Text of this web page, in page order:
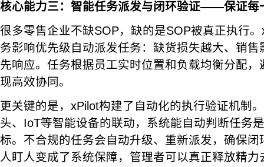
核心能力三：智能任务派发与闭环验证——保证每
很多零售企业不缺SOP，缺的是SOP被真正执行
务影响优先级自动派发任务：缺货损失越大、销
先响应。任务根据员工实时位置和负载均衡分配
现高效协同。
更关键的是，xPilot构建了自动化的执行验证机制
头、IoT等智能设备的联动，系统能自动判断任务
标。不合规的任务会自动升级、重新派发，确保
人盯人变成了系统保障，管理者可以真正释放精